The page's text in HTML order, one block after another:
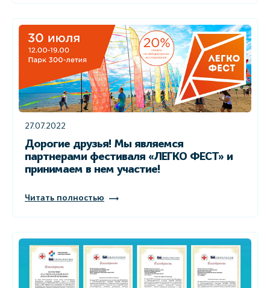
27.07.2022
Дорогие друзья! Мы являемся
партнерами фестиваля «ЛЕГКО ФЕСТ» и
принимаем в нем участие!
Читать полностью